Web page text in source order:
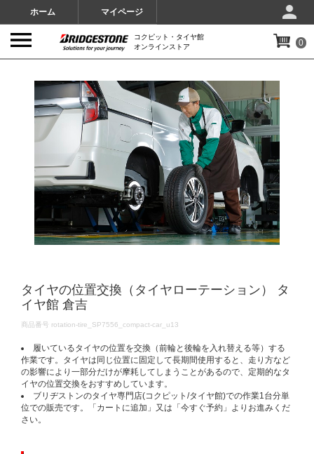
ホーム マイページ
コクピット・タイヤ館
オンラインストア
0
タイヤの位置交換（タイヤローテーション） タ
イヤ館 倉吉
DETAILS
商品番号 rotation-tire_SP7556_compact-car_u13
履いているタイヤの位置を交換（前輪と後輪を入れ替える等）する
作業です。タイヤは同じ位置に固定して長期間使用すると、走り方など
の影響により一部分だけが摩耗してしまうことがあるので、定期的なタ
イヤの位置交換をおすすめしています。
ブリヂストンのタイヤ専門店(コクピット/タイヤ館)での作業1台分単
位での販売です。「カートに追加」又は「今すぐ予約」よりお進みくだ
さい。